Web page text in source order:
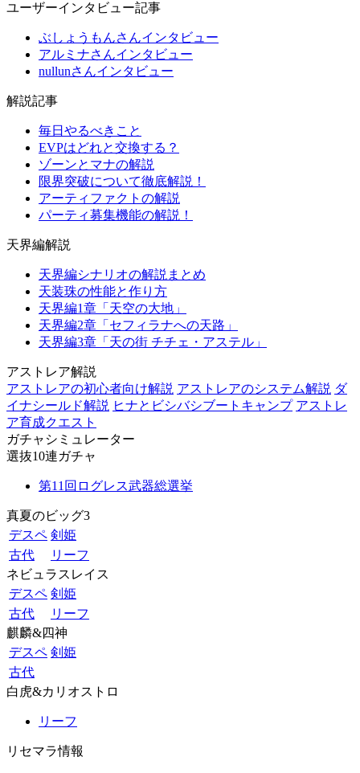
ユーザーインタビュー記事
ぶしょうもんさんインタビュー
アルミナさんインタビュー
nullunさんインタビュー
解説記事
毎日やるべきこと
EVPはどれと交換する？
ゾーンとマナの解説
限界突破について徹底解説！
アーティファクトの解説
パーティ募集機能の解説！
天界編解説
天界編シナリオの解説まとめ
天装珠の性能と作り方
天界編1章「天空の大地」
天界編2章「セフィラナへの天路」
天界編3章「天の街 チチェ・アステル」
アストレア解説
アストレアの初心者向け解説 アストレアのシステム解説 ダ
イナシールド解説 ヒナとビシバシブートキャンプ アストレ
ア育成クエスト
ガチャシミュレーター
選抜10連ガチャ
第11回ログレス武器総選挙
真夏のビッグ3
デスペ 剣姫
古代
リーフ
ネビュラスレイス
デスペ 剣姫
古代
リーフ
麒麟&四神
デスペ 剣姫
古代
白虎&カリオストロ
リーフ
リセマラ情報